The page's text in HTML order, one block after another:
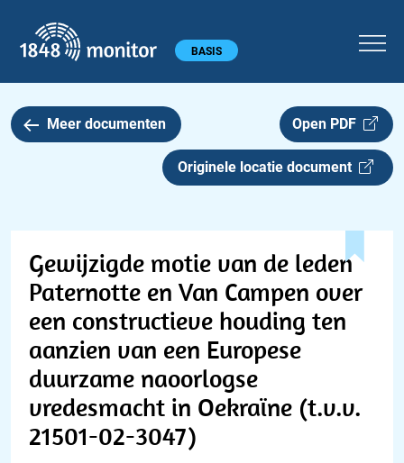
Hoofdmenu BASIS
Meer documenten Open PDF
Originele locatie document
Gewijzigde motie van de leden
Paternotte en Van Campen over
een constructieve houding ten
aanzien van een Europese
duurzame naoorlogse
vredesmacht in Oekraïne (t.v.v.
21501-02-3047)